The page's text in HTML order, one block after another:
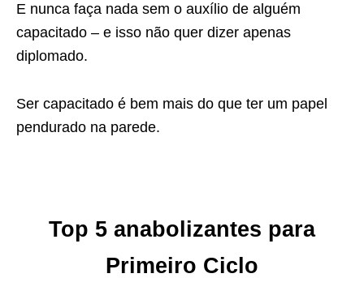
E nunca faça nada sem o auxílio de alguém
capacitado – e isso não quer dizer apenas
diplomado.
Ser capacitado é bem mais do que ter um papel
pendurado na parede.
Top 5 anabolizantes para
Primeiro Ciclo